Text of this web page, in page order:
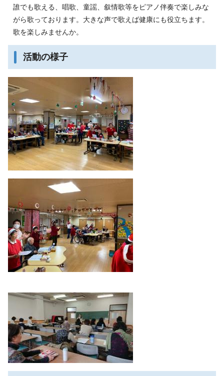
誰でも歌える、唱歌、童謡、叙情歌等をピアノ伴奏で楽しみな
がら歌っております。大きな声で歌えば健康にも役立ちます。
歌を楽しみませんか。
活動の様子